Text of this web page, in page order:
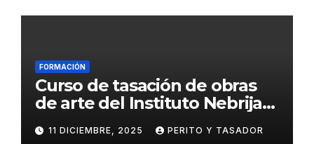
FORMACIÓN
Curso de tasación de obras
de arte del Instituto Nebrija
11 DICIEMBRE, 2025 PERITO Y TASADOR